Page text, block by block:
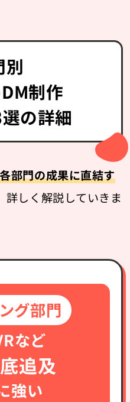
別
制作
の詳細
部門の成果に直結す
詳しく解説していきま
グ部門
など
追及
強い